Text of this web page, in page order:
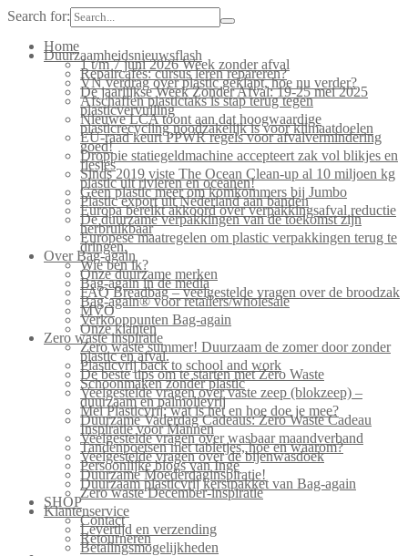
Search for:
Home
Duurzaamheidsnieuwsflash
1 t/m 7 juni 2026 Week zonder afval
Repaircafés: cursus leren repareren?
VN verdrag over plastic geklapt, hoe nu verder?
De jaarlijkse Week Zonder Afval: 19-25 mei 2025
Afschaffen plastictaks is stap terug tegen
plasticvervuiling
Nieuwe LCA toont aan dat hoogwaardige
plasticrecycling noodzakelijk is voor klimaatdoelen
EU-raad keurt PPWR regels voor afvalvermindering
goed!
Droppie statiegeldmachine accepteert zak vol blikjes en
flesjes
Sinds 2019 viste The Ocean Clean-up al 10 miljoen kg
plastic uit rivieren en oceanen!
Geen plastic meer om komkommers bij Jumbo
Plastic export uit Nederland aan banden
Europa bereikt akkoord over verpakkingsafval reductie
De duurzame verpakkingen van de toekomst zijn
herbruikbaar
Europese maatregelen om plastic verpakkingen terug te
dringen.
Over Bag-again
Wie ben ik?
Onze duurzame merken
Bag-again in de media
FAQ Breadbag – veelgestelde vragen over de broodzak
Bag-again® voor retailers/wholesale
MVO
Verkooppunten Bag-again
Onze klanten
Zero waste inspiratie
Zero waste summer! Duurzaam de zomer door zonder
plastic en afval.
Plasticvrij back to school and work
De beste tips om te starten met Zero Waste
Schoonmaken zonder plastic
Veelgestelde vragen over vaste zeep (blokzeep) –
duurzaam en palmolievrij
Mei Plasticvrij: wat is het en hoe doe je mee?
Duurzame Vaderdag Cadeaus: Zero Waste Cadeau
Inspiratie voor Mannen
Veelgestelde vragen over wasbaar maandverband
Tandenpoetsen met tabletjes, hoe en waarom?
Veelgestelde vragen over de bijenwasdoek
Persoonlijke blogs van Inge
Duurzame Moederdaginspiratie!
Duurzaam plasticvrij kerstpakket van Bag-again
Zero waste December-inspiratie
SHOP
Klantenservice
Contact
Levertijd en verzending
Retourneren
Betalingsmogelijkheden